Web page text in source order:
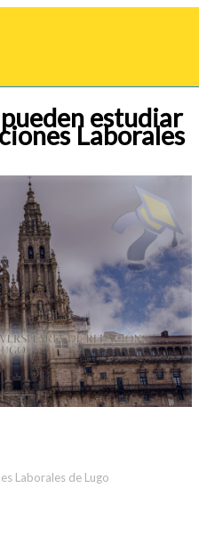
estudiar
Laborales
Laborales de Lugo